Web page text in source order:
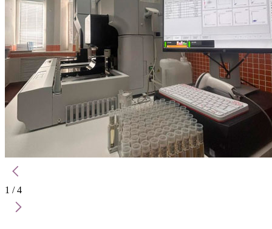
1 / 4